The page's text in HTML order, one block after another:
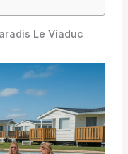
Le Viaduc